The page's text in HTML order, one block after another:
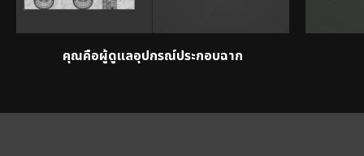
คุณคือผู้ดูแลอุปกรณ์ประกอบฉาก